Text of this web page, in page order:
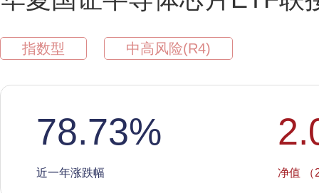
指数型 中高风险(R4)
78.73%
近一年涨跌幅 净值 （